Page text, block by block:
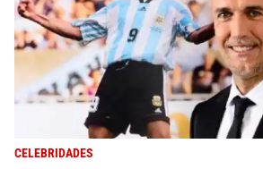
CELEBRIDADES